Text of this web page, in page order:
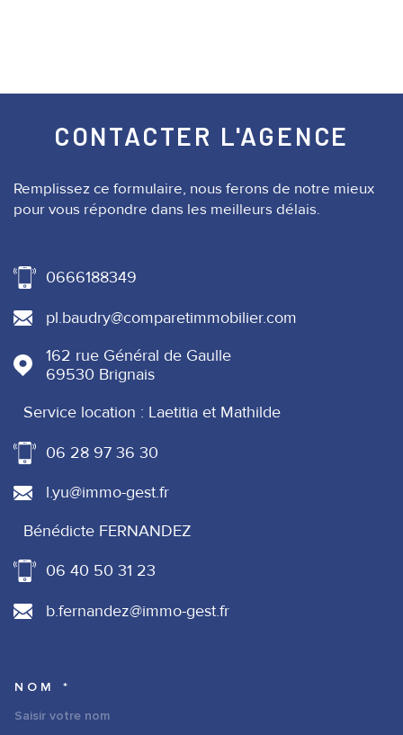
CONTACTER L'AGENCE
Remplissez ce formulaire, nous ferons de notre mieux
pour vous répondre dans les meilleurs délais.
0666188349
pl.baudry@comparetimmobilier.com
162 rue Général de Gaulle
69530
Brignais
Service location : Laetitia et Mathilde
06 28 97 36 30
l.yu@immo-gest.fr
Bénédicte FERNANDEZ
06 40 50 31 23
b.fernandez@immo-gest.fr
NOM *